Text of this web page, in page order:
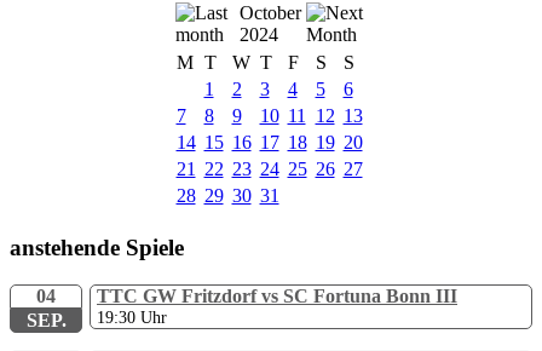
October
2024
M T W T F S
S
1
2 3 4 5
6
7
8 9 10 11 12 13
14 15 16 17 18 19 20
21
22 23 24 25 26 27
28 29 30 31
anstehende Spiele
04
SEP.
TTC GW Fritzdorf vs SC Fortuna Bonn III
19:30 Uhr